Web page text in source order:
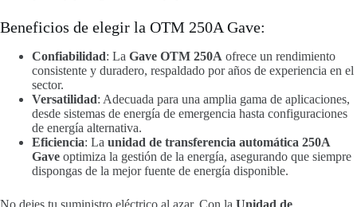
Beneficios de elegir la OTM 250A Gave:
Confiabilidad: La Gave OTM 250A ofrece un rendimiento
consistente y duradero, respaldado por años de experiencia en el
sector.
Versatilidad: Adecuada para una amplia gama de aplicaciones,
desde sistemas de energía de emergencia hasta configuraciones
de energía alternativa.
Eficiencia: La unidad de transferencia automática 250A
Gave optimiza la gestión de la energía, asegurando que siempre
dispongas de la mejor fuente de energía disponible.
No dejes tu suministro eléctrico al azar. Con la Unidad de